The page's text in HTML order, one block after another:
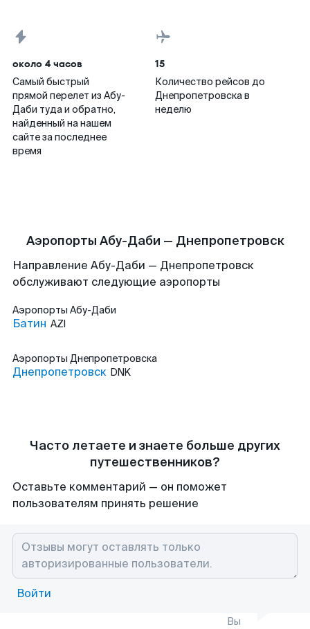
около 4 часов
Самый быстрый
прямой перелет из Абу-
Даби туда и обратно,
найденный на нашем
сайте за последнее
время
15
Количество рейсов до
Днепропетровска в
неделю
Аэропорты Абу-Даби — Днепропетровск
Направление Абу-Даби — Днепропетровск
обслуживают следующие аэропорты
Аэропорты Абу-Даби
Батин AZI
Аэропорты Днепропетровска
Днепропетровск DNK
Часто летаете и знаете больше других
путешественников?
Оставьте комментарий — он поможет
пользователям принять решение
Войти
Вы